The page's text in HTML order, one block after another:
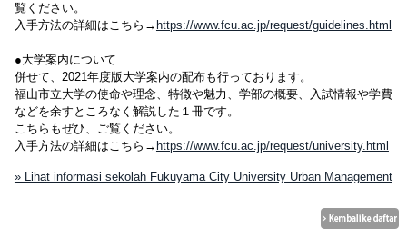
覧ください。
入手方法の詳細はこちら→ https://www.fcu.ac.jp/request/guidelines.html
●大学案内について
併せて、2021年度版大学案内の配布も行っております。
福山市立大学の使命や理念、特徴や魅力、学部の概要、入試情報や学費
などを余すところなく解説した１冊です。
こちらもぜひ、ご覧ください。
入手方法の詳細はこちら→ https://www.fcu.ac.jp/request/university.html
» Lihat informasi sekolah Fukuyama City University Urban Management